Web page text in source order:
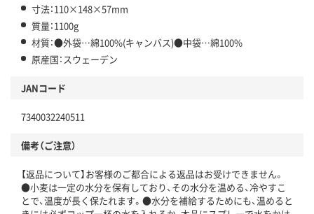
寸法：110×148×57mm
質量：1100g
材質：●外袋…綿100%(キャンバス)●中袋…綿100%
原産国：スウェーデン
JANコード
7340032240511
備考（ご注意）
【返品について】お客様のご都合による返品はお受けできません。
●小麦は一定の水分を保有しており、その水分を温める、冷やすこ
とで、温度が長く保たれます。●水分を補給するためにも、温めると